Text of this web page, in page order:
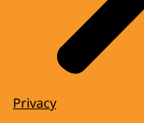
Privacy